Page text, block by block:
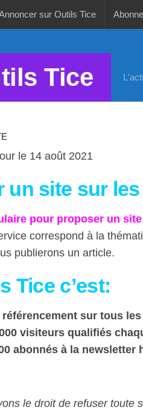
sur Outils Tice
Tice
le 14 août 2021
un site sur
pour proposer un
correspond à la
publierons un article.
Tice c’est:
sur tous
visiteurs qualifiés
abonnés à la newsletter
le droit de refuser toute